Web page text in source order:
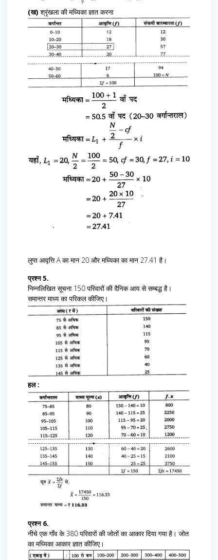
(ख) श्रृंखला की मध्यिका ज्ञात करना
लुप्त आवृत्ति A का मान 20 और मध्यिका का मान 27.41 है।
प्रश्न 5.
निम्नलिखित सूचना 150 परिवारों की दैनिक आय से सम्बद्ध है।
समान्तर माध्य का परिकल कीजिए।
हल :
प्रश्न 6.
नीचे एक गाँव के 380 परिवारों की जोतों का आकार दिया गया है। जोत
का मध्यिका आकार ज्ञात कीजिए।